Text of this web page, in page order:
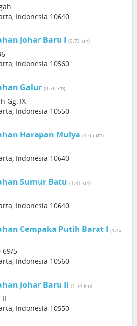
Indonesia 10640
Johar Baru I (0.73 km)
Indonesia 10560
Galur (0.76 km)
Gg. IX
Indonesia 10550
Harapan Mulya (1.05 km)
Indonesia 10640
Sumur Batu (1.41 km)
Indonesia 10640
Cempaka Putih Barat I (1.43
69/5
Indonesia 10560
Johar Baru II (1.44 km)
II
Indonesia 10550